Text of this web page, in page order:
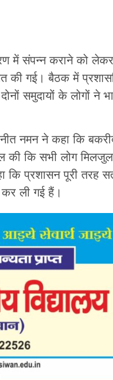
में संपन्न कराने को
की गई। बैठक में
दोनों समुदायों के लोगों ने
नमन ने कहा कि
की कि सभी लोग
कि प्रशासन पूरी तरह
कर ली गई हैं।